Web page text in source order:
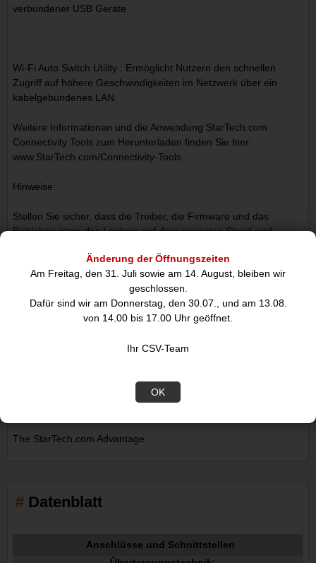
Änderung der Öffnungszeiten
Am Freitag, den 31. Juli sowie am 14. August, bleiben wir
geschlossen.
Dafür sind wir am Donnerstag, den 30.07., und am 13.08.
von 14.00 bis 17.00 Uhr geöffnet.
Ihr CSV-Team
OK
verbundener USB Geräte
Wi-Fi Auto Switch Utility : Ermöglicht Nutzern den schnellen
Zugriff auf höhere Geschwindigkeiten im Netzwerk über ein
kabelgebundenes LAN.
Weitere Informationen und die Anwendung StarTech.com
Connectivity Tools zum Herunterladen finden Sie hier:
www.StarTech.com/Connectivity-Tools
Hinweise:
Stellen Sie sicher, dass die Treiber, die Firmware und das
Betriebssystem des Laptops auf dem neuesten Stand sind,
Die Videoausgabefähigkeit hängt von der Grafikkarte und der
Hardware-Spezifikation Ihres angeschlossenen Laptops ab.
Nicht alle USB-C-Anschlüsse unterstützen alle Funktionen des
USB Type-C-Standards. Stellen Sie sicher, dass der USB-C-
Anschluss Ihres Laptops den DP Alt-Modus und USB Power
Funktionen des Thunderbolt 3-Standards. Stellen Sie sicher,
dass der Thunderbolt 3-Anschluss Ihres Laptops USB Power
The StarTech.com Advantage
Datenblatt
Anschlüsse und Schnittstellen